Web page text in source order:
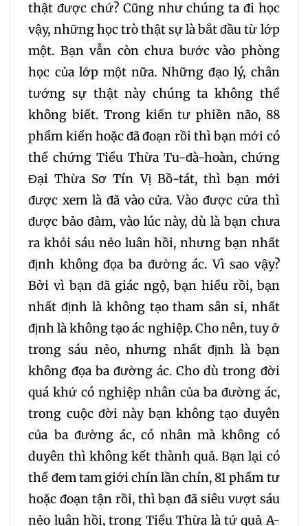
thật được chứ? Cũng như chúng ta đi học
vậy, những học trò thật sự là bắt đầu từ lớp
một. Bạn vẫn còn chưa bước vào phòng
học của lớp một nữa. Những đạo lý, chân
tướng sự thật này chúng ta không thể
không biết. Trong kiến tư phiền não, 88
phẩm kiến hoặc đã đoạn rồi thì bạn mới có
thể chứng Tiểu Thừa Tu-đà-hoàn, chứng
Đại Thừa Sơ Tín Vị Bồ-tát, thì bạn mới
được xem là đã vào cửa. Vào được cửa thì
được bảo đảm, vào lúc này, dù là bạn chưa
ra khỏi sáu nẻo luân hồi, nhưng bạn nhất
định không đọa ba đường ác. Vì sao vậy?
Bởi vì bạn đã giác ngộ, bạn hiểu rồi, bạn
nhất định là không tạo tham sân si, nhất
định là không tạo ác nghiệp. Cho nên, tuy ở
trong sáu nẻo, nhưng nhất định là bạn
không đọa ba đường ác. Cho dù trong đời
quá khứ có nghiệp nhân của ba đường ác,
trong cuộc đời này bạn không tạo duyên
của ba đường ác, có nhân mà không có
duyên thì không kết thành quả. Bạn lại có
thể đem tam giới chín lần chín, 81 phẩm tư
hoặc đoạn tận rồi, thì bạn đã siêu vượt sáu
nẻo luân hồi, trong Tiểu Thừa là tứ quả A-